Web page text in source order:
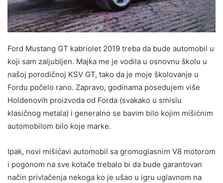
Ford Mustang GT kabriolet 2019 treba da bude automobil u
koji sam zaljubljen. Majka me je vodila u osnovnu školu u
našoj porodičnoj KSV GT, tako da je moje školovanje u
Fordu počelo rano. Zapravo, godinama posedujem više
Holdenovih proizvoda od Forda (svakako u smislu
klasičnog metala) i generalno se bavim bilo kojim mišićnim
automobilom bilo koje marke.
Ipak, novi mišićavi automobil sa gromoglasnim V8 motorom
i pogonom na sve kotače trebalo bi da bude garantovan
način privlačenja nekoga ko je ušao u igru uglavnom na